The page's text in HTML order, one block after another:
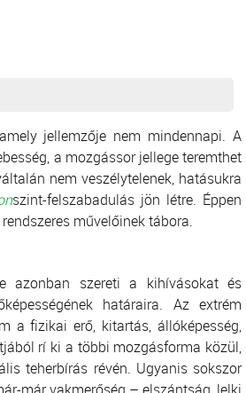
jellemzője nem mindennapi. A
a mozgássor jellege teremthet
nem veszélytelenek, hatásukra
szint-felszabadulás jön létre. Éppen
művelőinek tábora.
azonban szereti a kihívásokat és
határaira. Az extrém
a fizikai erő, kitartás, állóképesség,
rí ki a többi mozgásforma közül,
teherbírás révén. Ugyanis sokszor